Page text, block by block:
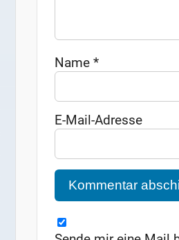
Name*
E-Mail-Adresse